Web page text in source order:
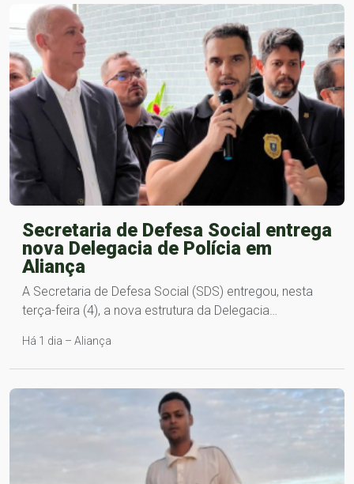
Secretaria de Defesa Social entrega
nova Delegacia de Polícia em
Aliança
A Secretaria de Defesa Social (SDS) entregou, nesta
terça-feira (4), a nova estrutura da Delegacia…
Há 1 dia – Aliança